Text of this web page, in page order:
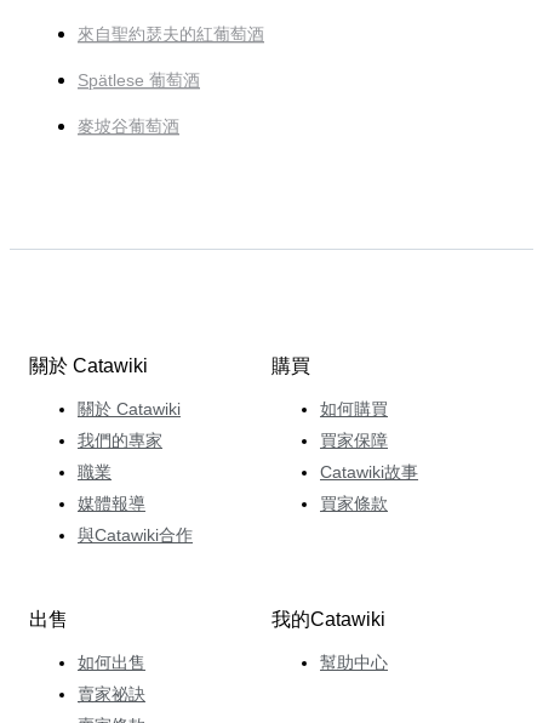
來自聖約瑟夫的紅葡萄酒
Spätlese 葡萄酒
麥坡谷葡萄酒
關於 Catawiki
關於 Catawiki
我們的專家
職業
媒體報導
與Catawiki合作
購買
如何購買
買家保障
Catawiki故事
買家條款
出售
如何出售
賣家祕訣
我的Catawiki
幫助中心